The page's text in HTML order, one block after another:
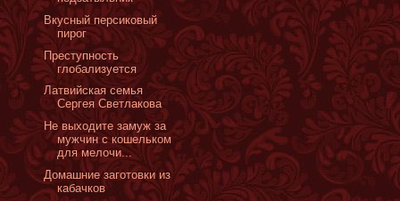
Вкусный персиковый
пирог
Преступность
глобализуется
Латвийская семья
Сергея Светлакова
Не выходите замуж за
мужчин с кошельком
для мелочи...
Домашние заготовки из
кабачков